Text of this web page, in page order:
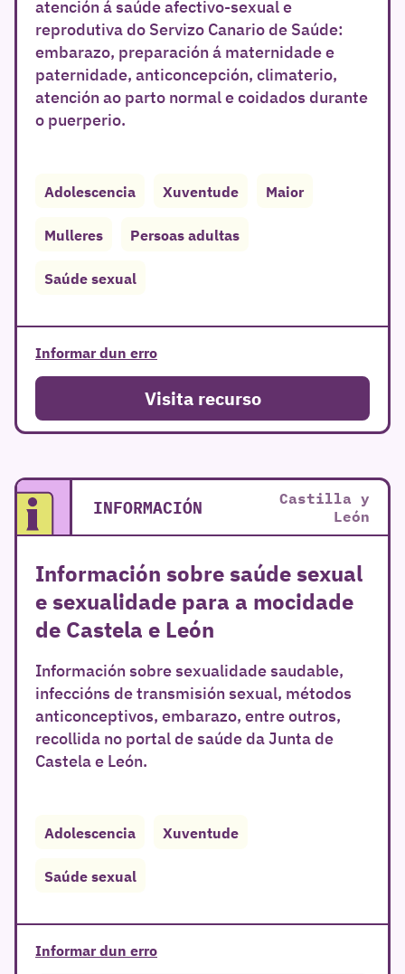
atención á saúde afectivo-sexual e
reprodutiva do Servizo Canario de Saúde:
embarazo, preparación á maternidade e
paternidade, anticoncepción, climaterio,
atención ao parto normal e coidados durante
o puerperio.
Adolescencia Xuventude Maior
Mulleres Persoas adultas
Saúde sexual
Informar dun erro
Visita recurso
INFORMACIÓN
Castilla y
León
Información sobre saúde sexual
e sexualidade para a mocidade
de Castela e León
Información sobre sexualidade saudable,
infeccións de transmisión sexual, métodos
anticonceptivos, embarazo, entre outros,
recollida no portal de saúde da Junta de
Castela e León.
Adolescencia Xuventude
Saúde sexual
Informar dun erro